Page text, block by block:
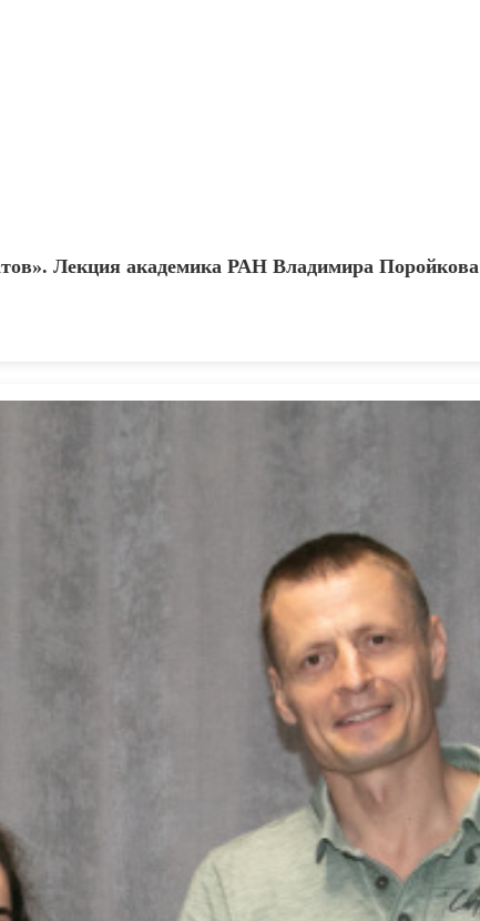
Лекция академика РАН Владимира Поройкова